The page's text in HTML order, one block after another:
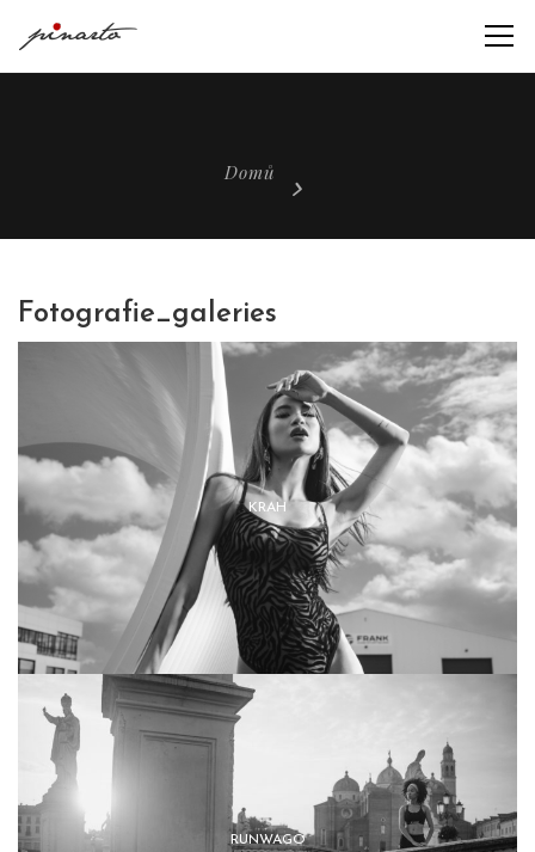
Domů
Fotografie_galeries
KRAH
RUNWAGO